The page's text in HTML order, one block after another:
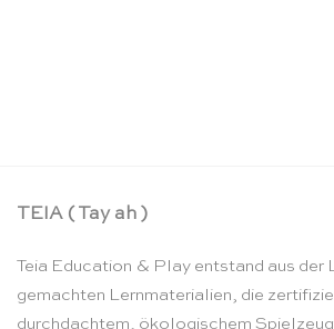
TEIA ( Tay ah )
Teia Education & Play entstand aus der
gemachten Lernmaterialien, die
durchdachtem, ökologischem